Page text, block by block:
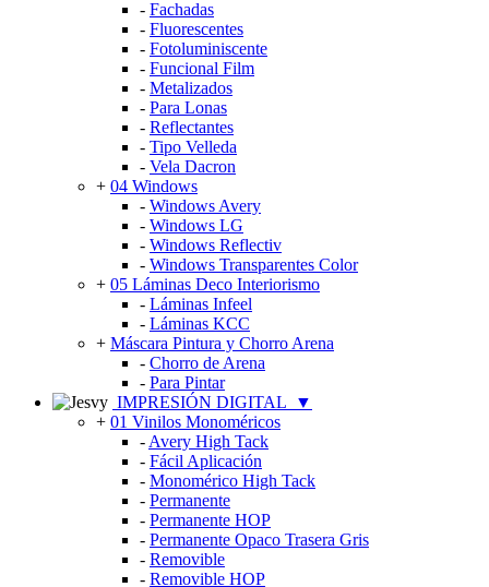
- Fachadas
- Fluorescentes
- Fotoluminiscente
- Funcional Film
- Metalizados
- Para Lonas
- Reflectantes
- Tipo Velleda
- Vela Dacron
+ 04 Windows
- Windows Avery
- Windows LG
- Windows Reflectiv
- Windows Transparentes Color
+ 05 Láminas Deco Interiorismo
- Láminas Infeel
- Láminas KCC
+ Máscara Pintura y Chorro Arena
- Chorro de Arena
- Para Pintar
IMPRESIÓN DIGITAL
▼
+ 01 Vinilos Monoméricos
- Avery High Tack
- Fácil Aplicación
- Monomérico High Tack
- Permanente
- Permanente HOP
- Permanente Opaco Trasera Gris
- Removible
- Removible HOP